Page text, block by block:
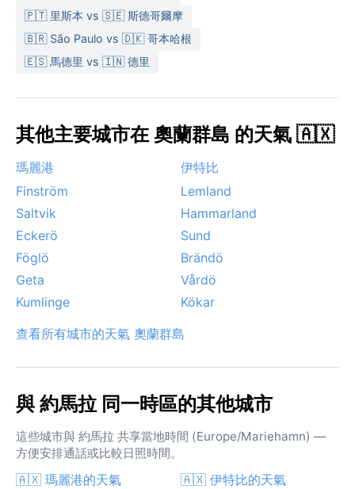
🇵🇹 里斯本 vs 🇸🇪 斯德哥爾摩
🇧🇷 São Paulo vs 🇩🇰 哥本哈根
🇪🇸 馬德里 vs 🇮🇳 德里
其他主要城市在 奧蘭群島 的天氣 🇦🇽
瑪麗港
伊特比
Finström
Lemland
Saltvik
Hammarland
Eckerö
Sund
Föglö
Brändö
Geta
Vårdö
Kumlinge
Kökar
查看所有城市的天氣 奧蘭群島
與 約馬拉 同一時區的其他城市
這些城市與 約馬拉 共享當地時間 (Europe/Mariehamn) —
方便安排通話或比較日照時間。
🇦🇽 瑪麗港的天氣 🇦🇽 伊特比的天氣